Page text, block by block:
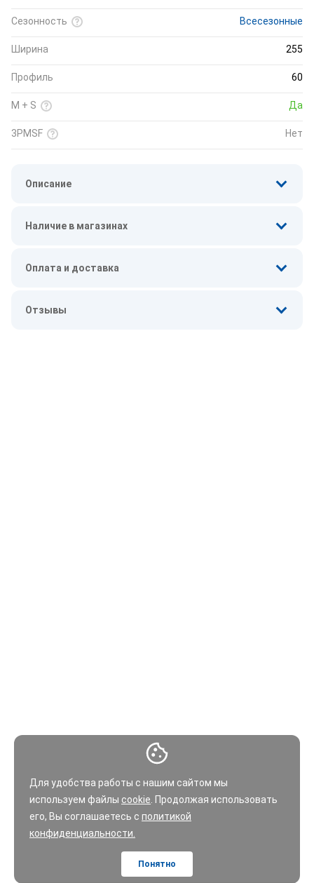
Для удобства работы с нашим сайтом мы
используем файлы cookie . Продолжая использовать
его, Вы соглашаетесь с политикой
конфиденциальности.
Понятно
Сезонность Всесезонные
Ширина 255
Профиль 60
M + S Да
3PMSF Нет
Описание
Наличие в магазинах
Оплата и доставка
Отзывы